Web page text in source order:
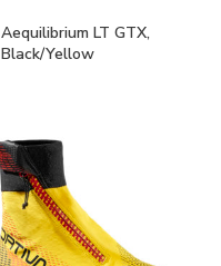
Aequilibrium LT GTX,
Black/Yellow